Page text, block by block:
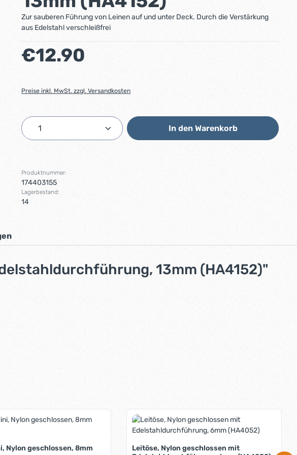
Zur sauberen Führung von Leinen auf und unter Deck. Durch die Verstärkung
aus Edelstahl verschleißfrei
Regulärer Preis:
€12.90
Preise inkl. MwSt. zzgl. Versandkosten
Produkt Anzahl: Gib den gewünschten Wert ein
In den Warenkorb
Produktnummer:
174403155
Lagerbestand:
14
13mm (HA4152)"
Nylon geschlossen, 8mm
Leitöse, Nylon geschlossen mit